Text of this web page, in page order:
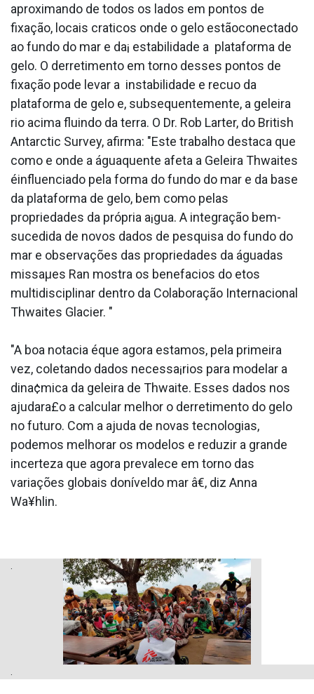
aproximando de todos os lados em pontos de
fixação, locais cra­ticos onde o gelo estãoconectado
ao fundo do mar e da¡ estabilidade a plataforma de
gelo. O derretimento em torno desses pontos de
fixação pode levar a instabilidade e recuo da
plataforma de gelo e, subsequentemente, a geleira
rio acima fluindo da terra. O Dr. Rob Larter, do British
Antarctic Survey, afirma: "Este trabalho destaca que
como e onde a águaquente afeta a Geleira Thwaites
éinfluenciado pela forma do fundo do mar e da base
da plataforma de gelo, bem como pelas
propriedades da própria a¡gua. A integração bem-
sucedida de novos dados de pesquisa do fundo do
mar e observações das propriedades da águadas
missaµes Ran mostra os benefa­cios do etos
multidisciplinar dentro da Colaboração Internacional
Thwaites Glacier. "
"A boa nota­cia éque agora estamos, pela primeira
vez, coletando dados necessa¡rios para modelar a
dina¢mica da geleira de Thwaite. Esses dados nos
ajudara£o a calcular melhor o derretimento do gelo
no futuro. Com a ajuda de novas tecnologias,
podemos melhorar os modelos e reduzir a grande
incerteza que agora prevalece em torno das
variações globais doníveldo mar â€, diz Anna
Wa¥hlin.